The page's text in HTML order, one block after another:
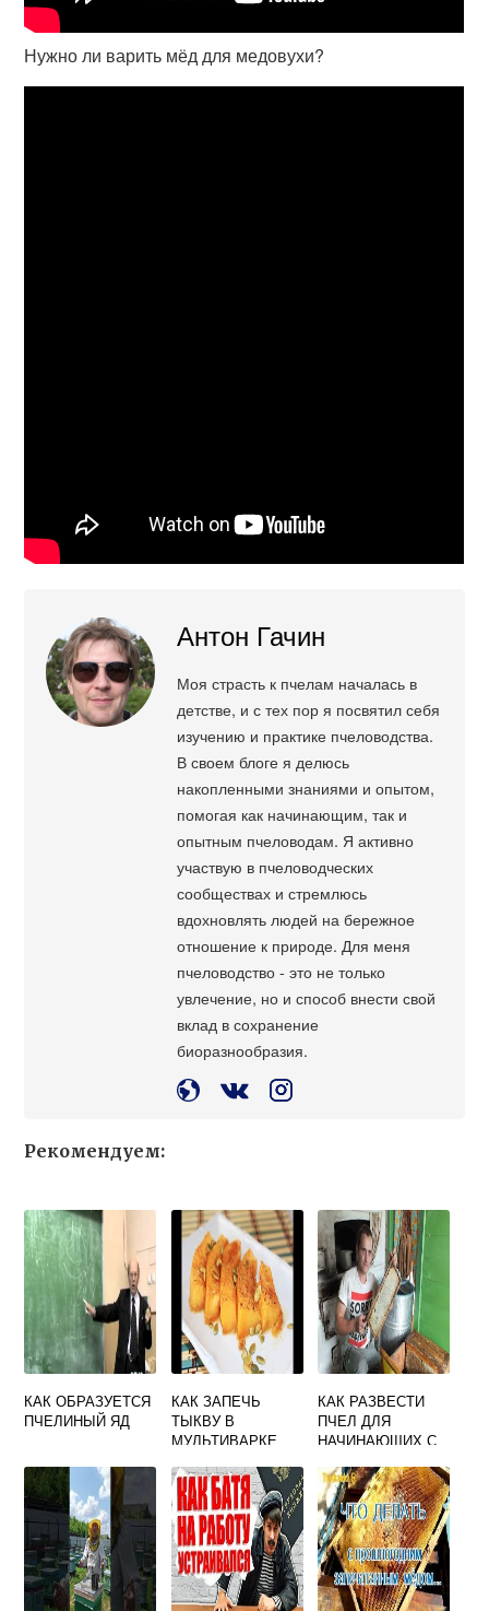
Нужно ли варить мёд для медовухи?
Антон Гачин
Моя страсть к пчелам началась в
детстве, и с тех пор я посвятил себя
изучению и практике пчеловодства.
В своем блоге я делюсь
накопленными знаниями и опытом,
помогая как начинающим, так и
опытным пчеловодам. Я активно
участвую в пчеловодческих
сообществах и стремлюсь
вдохновлять людей на бережное
отношение к природе. Для меня
пчеловодство - это не только
увлечение, но и способ внести свой
вклад в сохранение
биоразнообразия.
Рекомендуем:
КАК ОБРАЗУЕТСЯ
ПЧЕЛИНЫЙ ЯД
КАК ЗАПЕЧЬ
ТЫКВУ В
МУЛЬТИВАРКЕ
МЕДОМ
КАК РАЗВЕСТИ
ПЧЕЛ ДЛЯ
НАЧИНАЮЩИХ С